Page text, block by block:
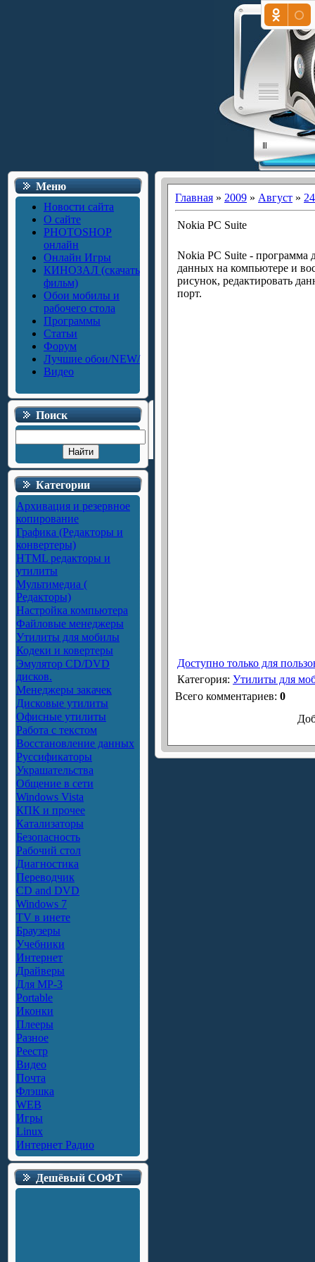
Меню
Новости сайта
О сайте
PHOTOSHOP
онлайн
Онлайн Игры
КИНОЗАЛ (скачать
фильм)
Обои мобилы и
рабочего стола
Программы
Статьи
Форум
Лучшие обои/NEW/
Видео
Поиск
Категории
Архивация и резервное
копирование
Графика (Редакторы и
конвертеры)
HTML редакторы и
утилиты
Мультимедиа (
Редакторы)
Настройка компьютера
Файловые менеджеры
Утилиты для мобилы
Кодеки и ковертеры
Эмулятор CD/DVD
дисков.
Менеджеры закачек
Дисковые утилиты
Офисные утилиты
Работа с текстом
Восстановление данных
Руссификаторы
Украшательства
Общение в сети
Windows Vista
КПК и прочее
Катализаторы
Безопасность
Рабочий стол
Диагностика
Переводчик
CD and DVD
Windows 7
TV в инете
Браузеры
Учебники
Интернет
Драйверы
Для MP-3
Portable
Иконки
Плееры
Разное
Реестр
Видео
Почта
Флэшка
WEB
Игры
Linux
Интернет Радио
Дешёвый СОФТ
Главная » 2009 » Август » 24
Nokia PC Suite
Nokia PC Suite - программа
данных на компьютере и
рисунок, редактировать
порт.
Доступно только для
Категория: Утилиты для
Всего комментариев: 0